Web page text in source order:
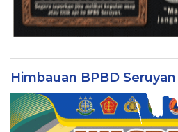
Himbauan BPBD Seruyan